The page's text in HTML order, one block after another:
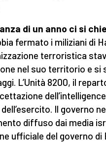
di un anno ci si
fermato i miliziani di
terroristica
nel suo territorio e si
L’Unità 8200, il
Il governo
diffuso dai media
ufficiale del governo di